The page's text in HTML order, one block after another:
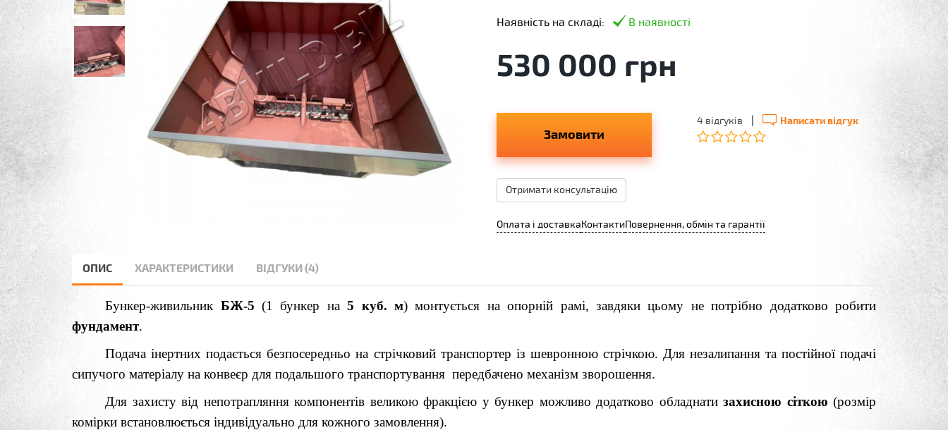
Наявність на складі: В наявності
530 000 грн
Замовити
Отримати консультацію
4 відгуків Написати відгук
Оплата і доставкаКонтактиПовернення, обмін та гарантії
ОПИС ХАРАКТЕРИСТИКИ ВІДГУКИ (4)
Бункер-живильник БЖ-5 (1 бункер на5 куб. м) монтується на опорній рамі, завдяки цьому не потрібно додатково робити
фундамент.
Подача інертних подається безпосередньо на стрічковий транспортер із шевронною стрічкою. Для незалипання та постійної подачі
сипучого матеріалу на конвеєр для подальшого транспортування передбачено механізм зворошення.
Для захисту від непотрапляння компонентів великою фракцією у бункер можливо додатково обладнатизахисною сіткою (розмір
комірки встановлюється індивідуально для кожного замовлення).